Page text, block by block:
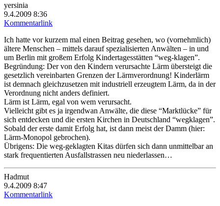
yersinia
9.4.2009 8:36
Kommentarlink
Ich hatte vor kurzem mal einen Beitrag gesehen, wo (vornehmlich)
ältere Menschen – mittels darauf spezialisierten Anwälten – in und
um Berlin mit großem Erfolg Kindertagesstätten “weg-klagen”.
Begründung: Der von den Kindern verursachte Lärm übersteigt die
gesetzlich vereinbarten Grenzen der Lärmverordnung! Kinderlärm
ist demnach gleichzusetzen mit industriell erzeugtem Lärm, da in der
Verordnung nicht anders definiert.
Lärm ist Lärm, egal von wem verursacht.
Vielleicht gibt es ja irgendwan Anwälte, die diese “Marktlücke” für
sich entdecken und die ersten Kirchen in Deutschland “wegklagen”.
Sobald der erste damit Erfolg hat, ist dann meist der Damm (hier:
Lärm-Monopol gebrochen).
Übrigens: Die weg-geklagten Kitas dürfen sich dann unmittelbar an
stark frequentierten Ausfallstrassen neu niederlassen…
Hadmut
9.4.2009 8:47
Kommentarlink